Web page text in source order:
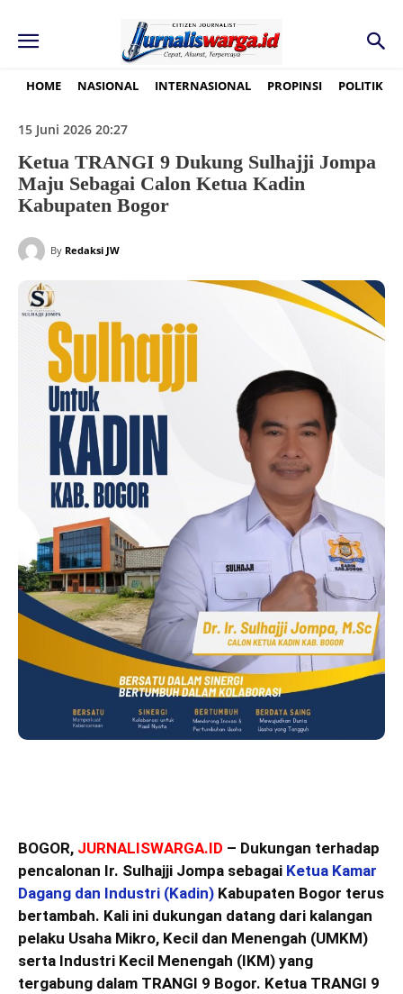
HOME NASIONAL INTERNASIONAL PROPINSI POLITIK
15 Juni 2026 20:27
Ketua TRANGI 9 Dukung Sulhajji Jompa
Maju Sebagai Calon Ketua Kadin
Kabupaten Bogor
By Redaksi JW
BOGOR, JURNALISWARGA.ID – Dukungan terhadap
pencalonan Ir. Sulhajji Jompa sebagai Ketua Kamar
Dagang dan Industri (Kadin) Kabupaten Bogor terus
bertambah. Kali ini dukungan datang dari kalangan
pelaku Usaha Mikro, Kecil dan Menengah (UMKM)
serta Industri Kecil Menengah (IKM) yang
tergabung dalam TRANGI 9 Bogor. Ketua TRANGI 9